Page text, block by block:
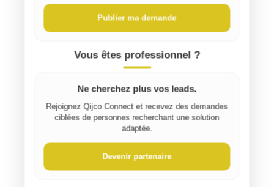
Publier ma demande
Vous êtes professionnel ?
Ne cherchez plus vos leads.
Rejoignez Qijco Connect et recevez des demandes
ciblées de personnes recherchant une solution
adaptée.
Devenir partenaire